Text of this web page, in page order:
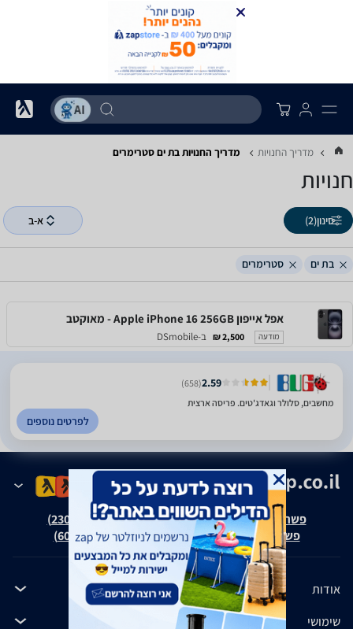
מדריך החנויות מדריך החנויות ‏בת ים ‏סטרימרים
חנויות
סינון(2) א-ב
בת ים סטרימרים
אפל אייפון Apple iPhone 16 256GB - מאוקטב
מודעה 2,500 ₪ ב-DSmobile
2.59
(658)
מחשבים, סלולר וגאדג'טים. פריסה ארצית
לפרטים נוספים
פשרה בת"צ אבנצ'יק נ' זאפ גרופ (ת"צ 23008-08-20)
פשרה בת"צ כהנים נ' זאפ גרופ (ת"צ 60371-12-19)
אודות
שימושי